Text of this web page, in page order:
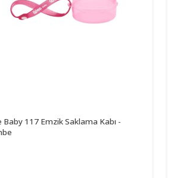
Baby 117 Emzik Saklama Kabı -